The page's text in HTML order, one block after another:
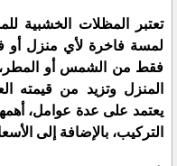
تعتبر المظلات الخشبية
لمسة فاخرة لأي منزل أو
فقط من الشمس أو المطر،
المنزل وتزيد من قيمته
يعتمد على عدة عوامل،
التركيب، بالإضافة إلى